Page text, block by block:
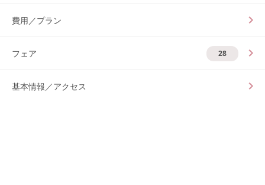
費用／プラン
フェア 28
基本情報／アクセス